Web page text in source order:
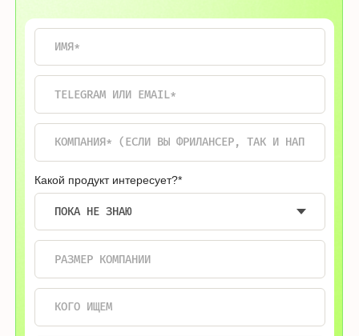
на «технические» вопросы и раскладывать
«по полочкам» стек кандидатов
Остались вопросы?